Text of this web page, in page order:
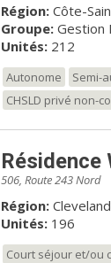
Région: Côte-
Groupe: Gestion
Unités:212
Autonome Semi-
CHSLD privé non-
Résidence
506, Route 243 Nord
Région:
Unités:196
Court séjour et/ou